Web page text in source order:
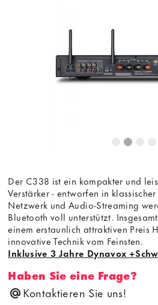
Der C338 ist ein kompakter und
Verstärker - entworfen in
Netzwerk und Audio-Streaming
Bluetooth voll unterstützt.
einem erstaunlich attraktiven Preis
innovative Technik vom Feinsten.
Inklusive 3 Jahre Dynavox
Haben Sie eine Frage?
Kontaktieren Sie uns!